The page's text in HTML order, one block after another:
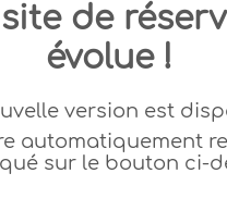
de
évolue !
version est
automatiquement
sur le bouton ci-